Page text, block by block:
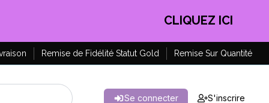
CLIQUEZ ICI
Remise de Fidélité Statut Gold Remise Sur Quantité
Se connecter S'inscrire